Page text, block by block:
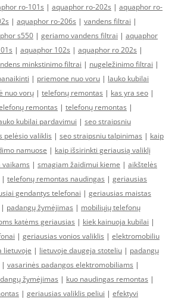
ro-101s | aquaphor ro-202s | aquaphor ro-
| aquaphor ro-206s | vandens filtrai |
s550 | geriamo vandens filtrai | aquaphor
| aquaphor 102s | aquaphor ro 202s |
minkstinimo filtrai | nugeležinimo filtrai |
| priemone nuo voru | lauko kubilai
nuo vorų | telefonų remontas | kas yra seo |
remontas | telefonų remontas |
kubilai pardavimui | seo straipsniu
pelėsio valiklis | seo straipsniu talpinimas | kaip
namuose | kaip išsirinkti geriausią valiklį
vaikams | smagiam žaidimui kieme | aikštelės
| telefonų remontas naudingas | geriausias
gendantys telefonai | geriausias maistas
| padangų žymėjimas | mobiliųjų telefonų
katėms geriausias | kiek kainuoja kubilai |
| geriausias vonios valiklis | elektromobiliu
lietuvoje | lietuvoje daugeja stoteliu | padangų
| vasarinės padangos elektromobiliams |
žymėjimas | kuo naudingas remontas |
| geriausias valiklis peliui | efektyvi